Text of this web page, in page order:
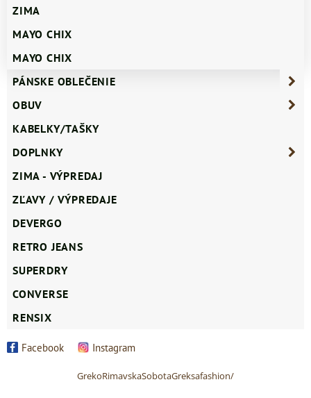
ZIMA
MAYO CHIX
MAYO CHIX
PÁNSKE OBLEČENIE
OBUV
KABELKY/TAŠKY
DOPLNKY
ZIMA - VÝPREDAJ
ZĽAVY / VÝPREDAJE
DEVERGO
RETRO JEANS
SUPERDRY
CONVERSE
RENSIX
Facebook Instagram
GrekoRimavskaSobotaGreksafashion/